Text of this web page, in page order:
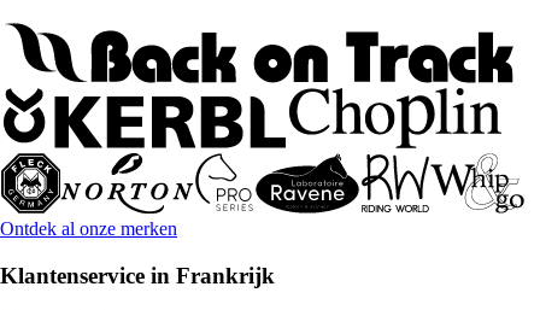
Ontdek al onze merken
Klantenservice in Frankrijk